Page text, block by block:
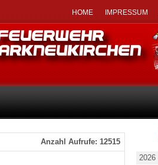
HOME IMPRESSUM
Anzahl Aufrufe: 12515
2026